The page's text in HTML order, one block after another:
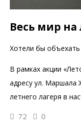
Весь мир на
Хотели бы
В рамках акции
адресу ул. Маршала
летнего лагеря в
72 0